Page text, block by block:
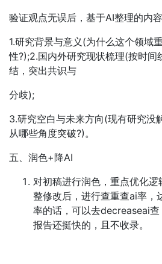
验证观点无误后，基于AI整理的内
1.研究背景与意义(为什么这个领域
性?);2.国内外研究现状梳理(按时间
结，突出共识与
分歧);
3.研究空白与未来方向(现有研究没
从哪些角度突破?)。
五、润色+降AI
对初稿进行润色，重点优化
整修改后，进行查重查ai率，
率的话，可以去decreaseai
报告还挺快的，且不收录。